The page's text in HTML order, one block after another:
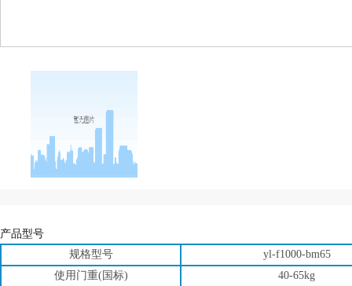
产品型号
规格型号
yl-f1000-bm65
使用门重(国标)
40-65kg